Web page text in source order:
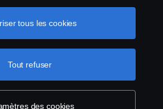
All Rights Reserved.
1 bus b28, 1120
Tel. 02/264 02 11
« Paramètres des cookies » et en
que vous souhaitez
Pour en savoir plus sur la
privée
des cookies
Tout refuser
tous les cookies